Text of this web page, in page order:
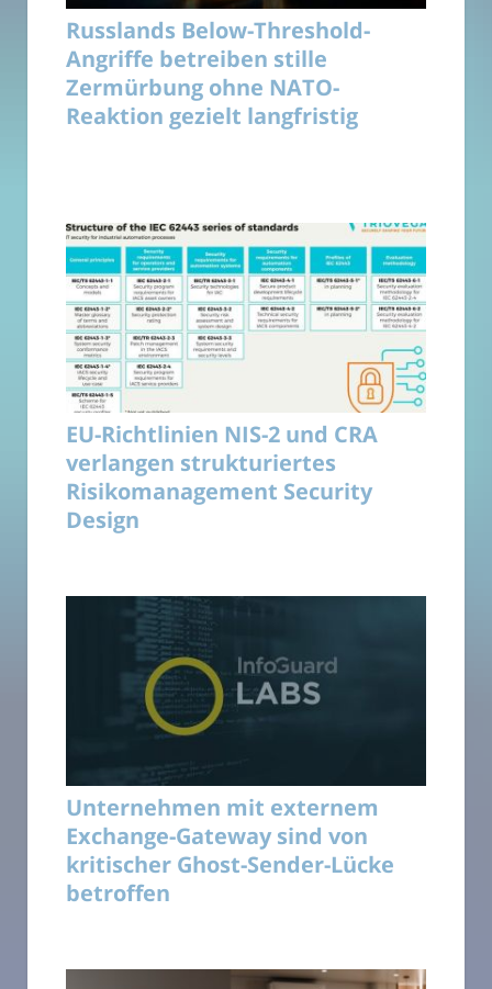
Russlands Below-Threshold-
Angriffe betreiben stille
Zermürbung ohne NATO-
Reaktion gezielt langfristig
EU-Richtlinien NIS-2 und CRA
verlangen strukturiertes
Risikomanagement Security
Design
Unternehmen mit externem
Exchange-Gateway sind von
kritischer Ghost-Sender-Lücke
betroffen